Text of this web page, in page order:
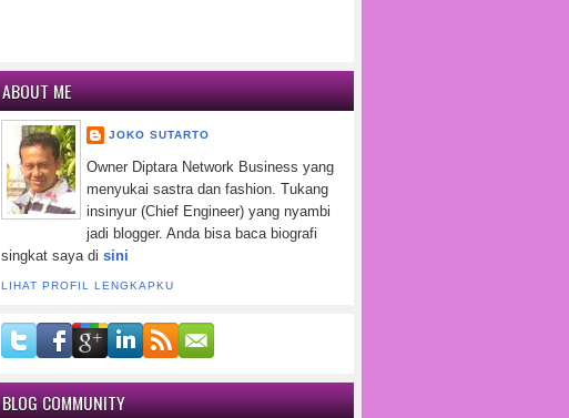
ABOUT ME
JOKO SUTARTO
Owner Diptara Network Business yang
menyukai sastra dan fashion. Tukang
insinyur (Chief Engineer) yang nyambi
jadi blogger. Anda bisa baca biografi
singkat saya di sini
LIHAT PROFIL LENGKAPKU
BLOG COMMUNITY